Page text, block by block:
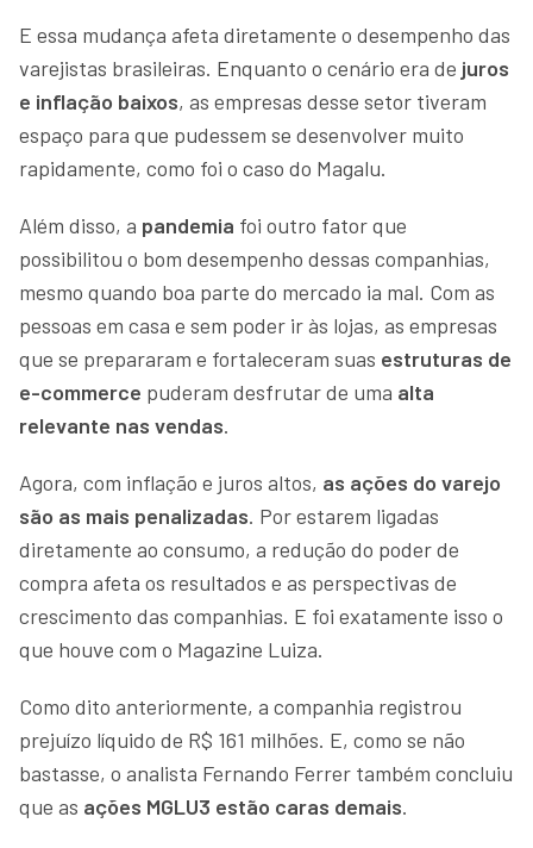
E essa mudança afeta diretamente o desempenho das
varejistas brasileiras. Enquanto o cenário era de juros
e inflação baixos, as empresas desse setor tiveram
espaço para que pudessem se desenvolver muito
rapidamente, como foi o caso do Magalu.
Além disso, a pandemia foi outro fator que
possibilitou o bom desempenho dessas companhias,
mesmo quando boa parte do mercado ia mal. Com as
pessoas em casa e sem poder ir às lojas, as empresas
que se prepararam e fortaleceram suas estruturas de
e-commerce puderam desfrutar de uma alta
relevante nas vendas.
Agora, com inflação e juros altos, as ações do varejo
são as mais penalizadas. Por estarem ligadas
diretamente ao consumo, a redução do poder de
compra afeta os resultados e as perspectivas de
crescimento das companhias. E foi exatamente isso o
que houve com o Magazine Luiza.
Como dito anteriormente, a companhia registrou
prejuízo líquido de R$ 161 milhões. E, como se não
bastasse, o analista Fernando Ferrer também concluiu
que as ações MGLU3 estão caras demais.